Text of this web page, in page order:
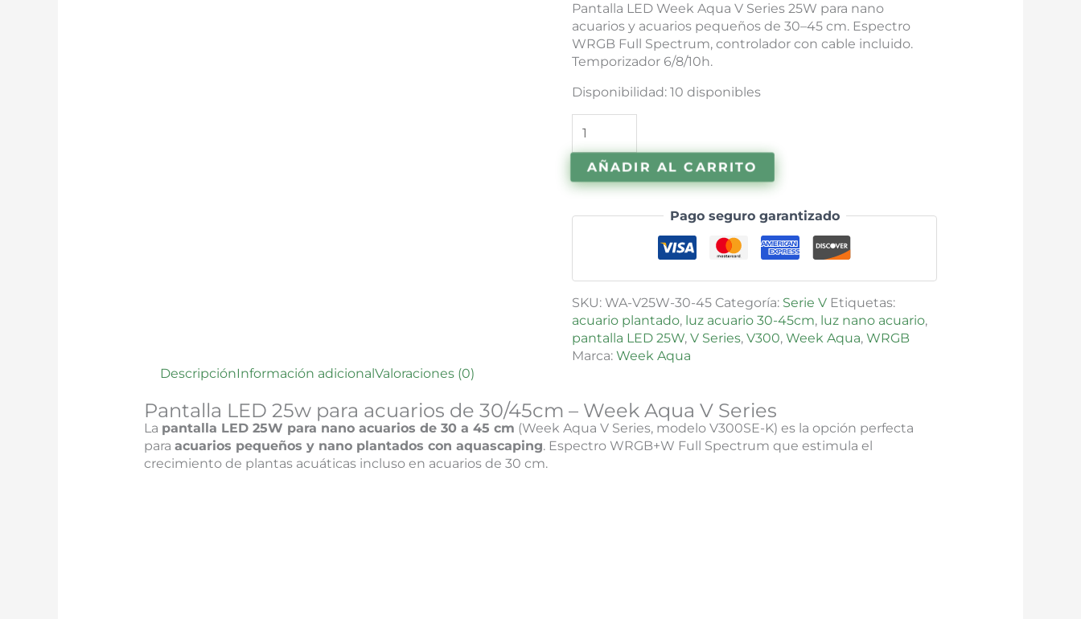
Pantalla LED Week Aqua V Series 25W para nano
acuarios y acuarios pequeños de 30–45 cm. Espectro
WRGB Full Spectrum, controlador con cable incluido.
Temporizador 6/8/10h.
Disponibilidad: 10 disponibles
AÑADIR AL CARRITO
Pago seguro garantizado
SKU:WA-V25W-30-45 Categoría: Serie V Etiquetas:
acuario plantado, luz acuario 30-45cm, luz nano acuario,
pantalla LED 25W,V Series,V300,Week Aqua,WRGB
Marca:Week Aqua
DescripciónInformación adicionalValoraciones (0)
Pantalla LED 25w para acuarios de 30/45cm – Week Aqua V Series
La pantalla LED 25W para nano acuarios de 30 a 45 cm (Week Aqua V Series, modelo V300SE-K) es la opción perfecta
para acuarios pequeños y nano plantados con aquascaping. Espectro WRGB+W Full Spectrum que estimula el
crecimiento de plantas acuáticas incluso en acuarios de 30 cm.